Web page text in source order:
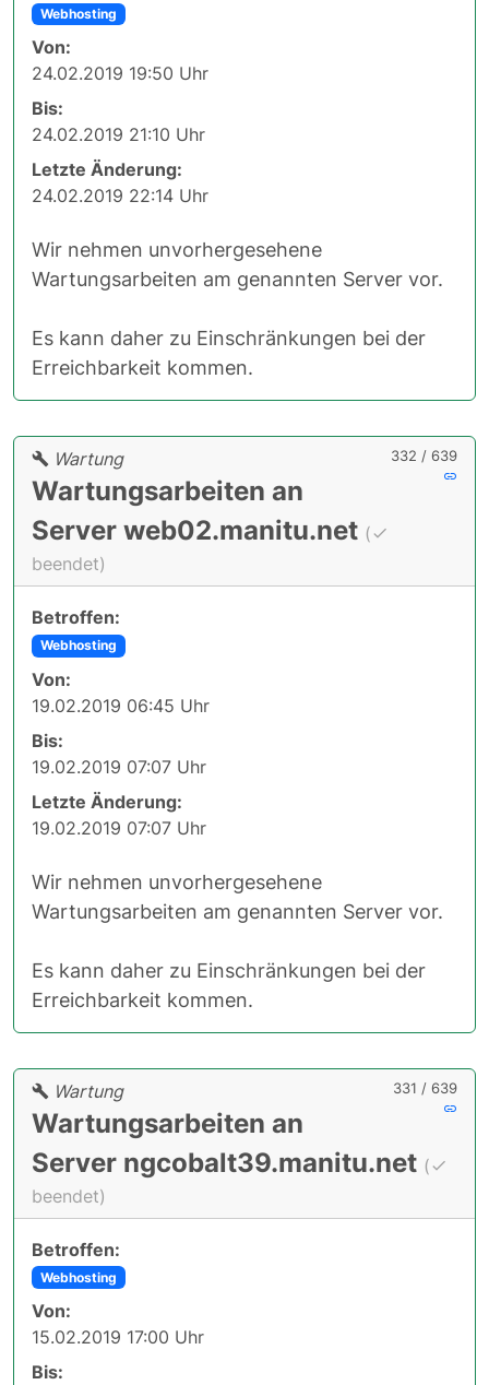
Webhosting
Von:
24.02.2019 19:50 Uhr
Bis:
24.02.2019 21:10 Uhr
Letzte Änderung:
24.02.2019 22:14 Uhr
Wir nehmen unvorhergesehene
Wartungsarbeiten am genannten Server vor.
Es kann daher zu Einschränkungen bei der
Erreichbarkeit kommen.
332 / 639
Wartung
Wartungsarbeiten an
Server web02.manitu.net (
beendet)
Betroffen:
Webhosting
Von:
19.02.2019 06:45 Uhr
Bis:
19.02.2019 07:07 Uhr
Letzte Änderung:
19.02.2019 07:07 Uhr
Wir nehmen unvorhergesehene
Wartungsarbeiten am genannten Server vor.
Es kann daher zu Einschränkungen bei der
Erreichbarkeit kommen.
331 / 639
Wartung
Wartungsarbeiten an
Server ngcobalt39.manitu.net (
beendet)
Betroffen:
Webhosting
Von:
15.02.2019 17:00 Uhr
Bis: